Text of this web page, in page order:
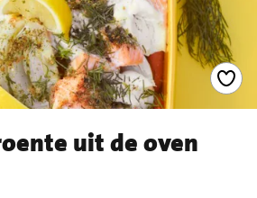
uit de oven